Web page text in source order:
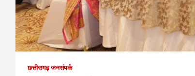
छत्तीसगढ़ जनसंपर्क